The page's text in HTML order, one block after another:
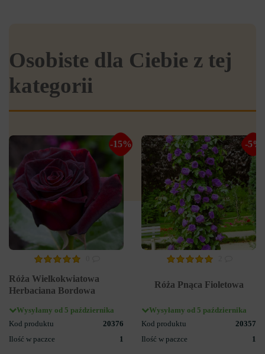
Osobiste dla Ciebie z tej
kategorii
-15%
Róża Wielkokwiatowa
Herbaciana Bordowa
Wysyłamy od 5 października
Kod produktu
20376
Ilość w paczce
1
-5%
Róża Pnąca Fioletowa
Wysyłamy od 5 października
Kod produktu
20357
Ilość w paczce
1